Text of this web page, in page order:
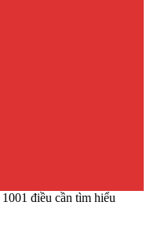
1001 điều cần tìm hiểu